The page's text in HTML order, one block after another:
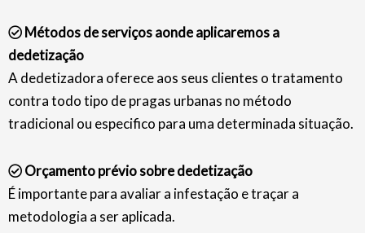
Métodos de serviços aonde aplicaremos a
dedetização
A dedetizadora oferece aos seus clientes o tratamento
contra todo tipo de pragas urbanas no método
tradicional ou especifico para uma determinada situação.
Orçamento prévio sobre dedetização
É importante para avaliar a infestação e traçar a
metodologia a ser aplicada.